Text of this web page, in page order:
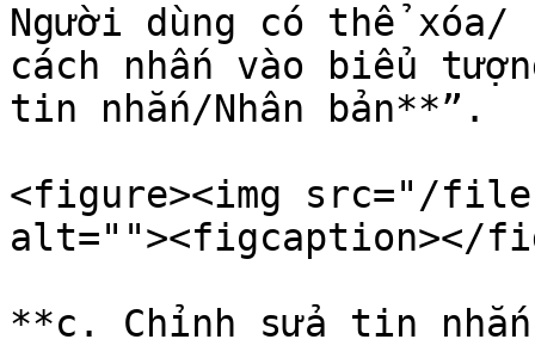
Người dùng có thể xóa/
cách nhấn vào biểu
tin nhắn/Nhân bản**”.
<figure><img src="/files/
alt=""><figcaption></
**c. Chỉnh sửa tin nhắn